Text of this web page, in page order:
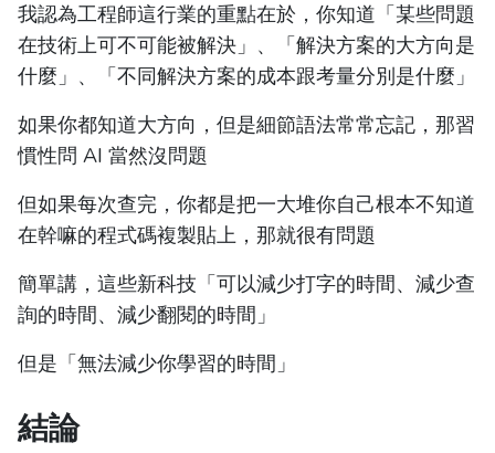
我認為工程師這行業的重點在於，你知道「某些問題
在技術上可不可能被解決」、「解決方案的大方向是
什麼」、「不同解決方案的成本跟考量分別是什麼」
如果你都知道大方向，但是細節語法常常忘記，那習
慣性問 AI 當然沒問題
但如果每次查完，你都是把一大堆你自己根本不知道
在幹嘛的程式碼複製貼上，那就很有問題
簡單講，這些新科技「可以減少打字的時間、減少查
詢的時間、減少翻閱的時間」
但是「無法減少你學習的時間」
結論